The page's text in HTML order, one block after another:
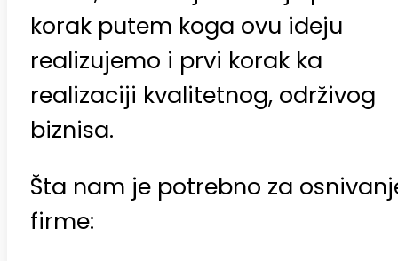
korak putem koga ovu ideju
realizujemo i prvi korak ka
realizaciji kvalitetnog, održivog
biznisa.
Šta nam je potrebno za
firme: